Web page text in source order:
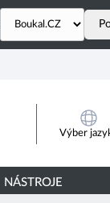
Výber
NÁSTROJE